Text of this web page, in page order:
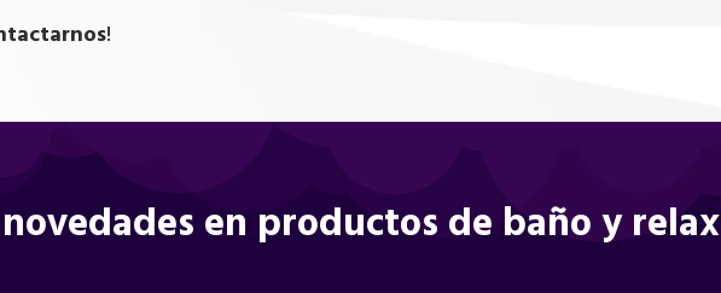
!
en productos de baño y relax